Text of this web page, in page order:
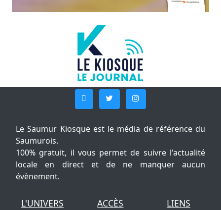
Le Saumur Kiosque est le média de référence du
Saumurois.
100% gratuit, il vous permet de suivre l'actualité
locale en direct et de ne manquer aucun
évènement.
L'UNIVERS
ACCÈS
LIENS